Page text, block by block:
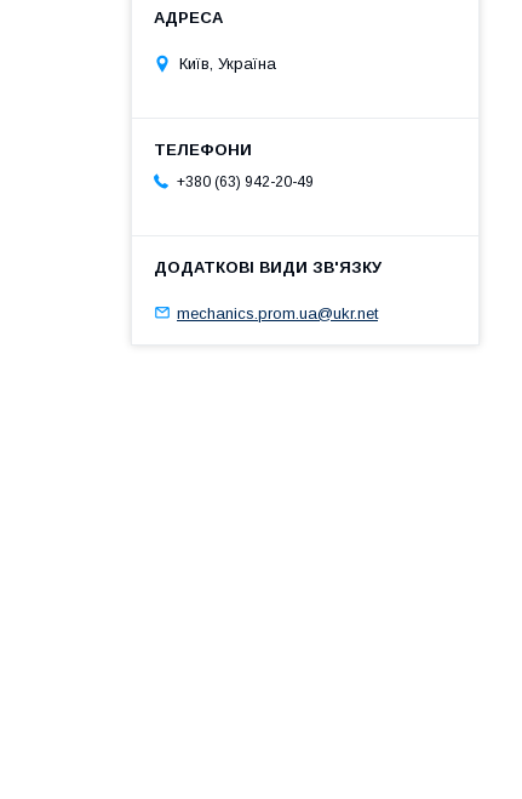
Київ, Україна
+380 (63) 942-20-49
mechanics.prom.ua@ukr.net